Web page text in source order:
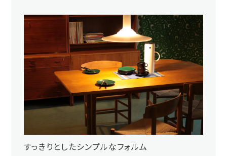
すっきりとしたシンプルなフォルム